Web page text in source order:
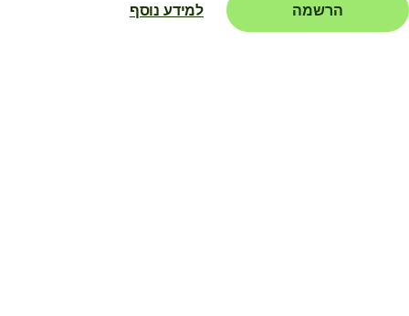
הרשמה למידע נוסף